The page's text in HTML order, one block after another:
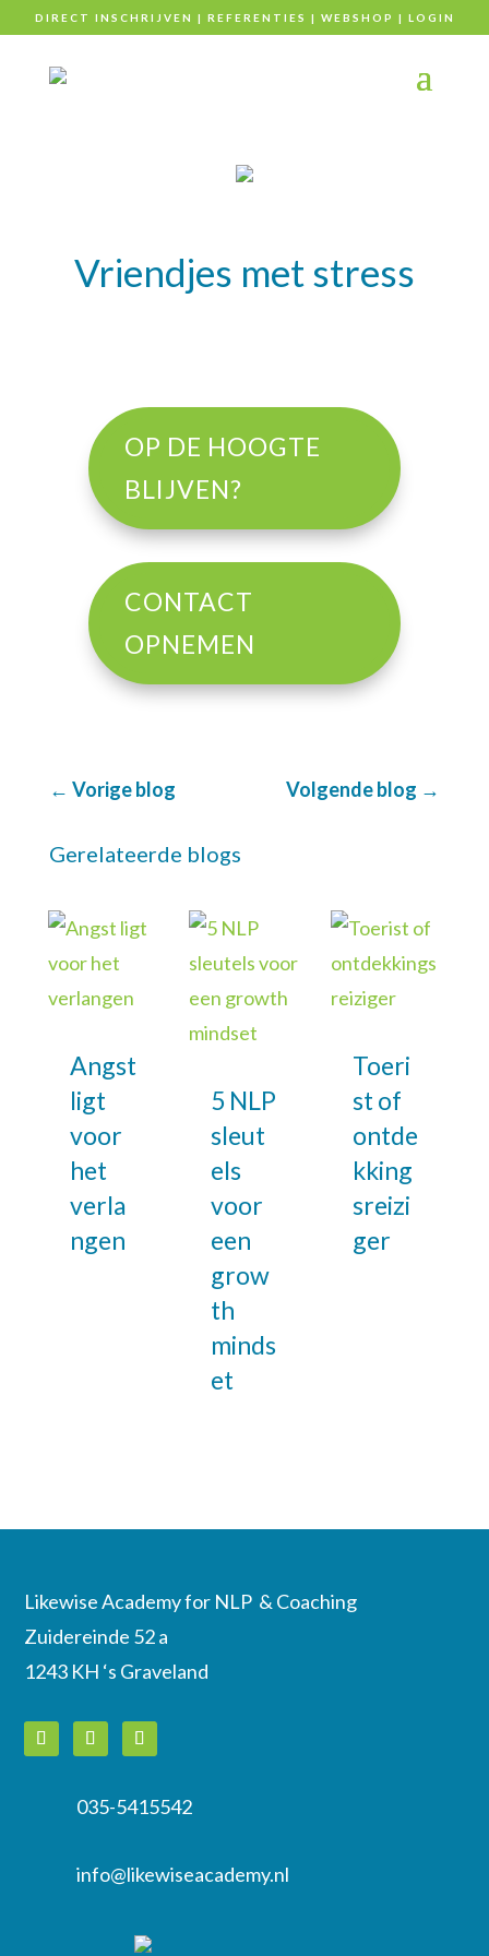
DIRECT INSCHRIJVEN | REFERENTIES | WEBSHOP | LOGIN
Vriendjes met stress
OP DE HOOGTE
BLIJVEN?
CONTACT
OPNEMEN
← Vorige blog Volgende blog →
Gerelateerde blogs
Angst
ligt
voor
het
verla
ngen
5 NLP
sleut
els
voor
een
grow
th
minds
et
Toeri
st of
ontde
kking
sreizi
ger
Likewise Academy for NLP & Coaching
Zuidereinde 52 a
1243 KH ‘s Graveland
035-5415542
info@likewiseacademy.nl